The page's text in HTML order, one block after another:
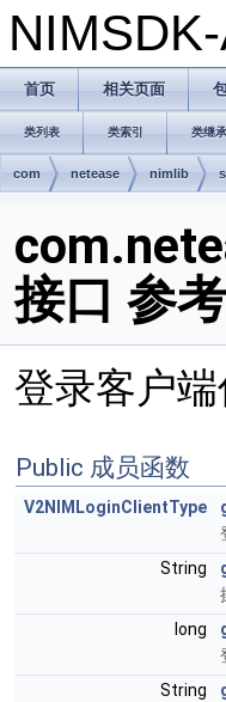
首页 相关页面
类列表 类索引 类继
com netease nimlib
接口 参考
登录客户
Public 成员函数
V2NIMLoginClientType
String
long
String